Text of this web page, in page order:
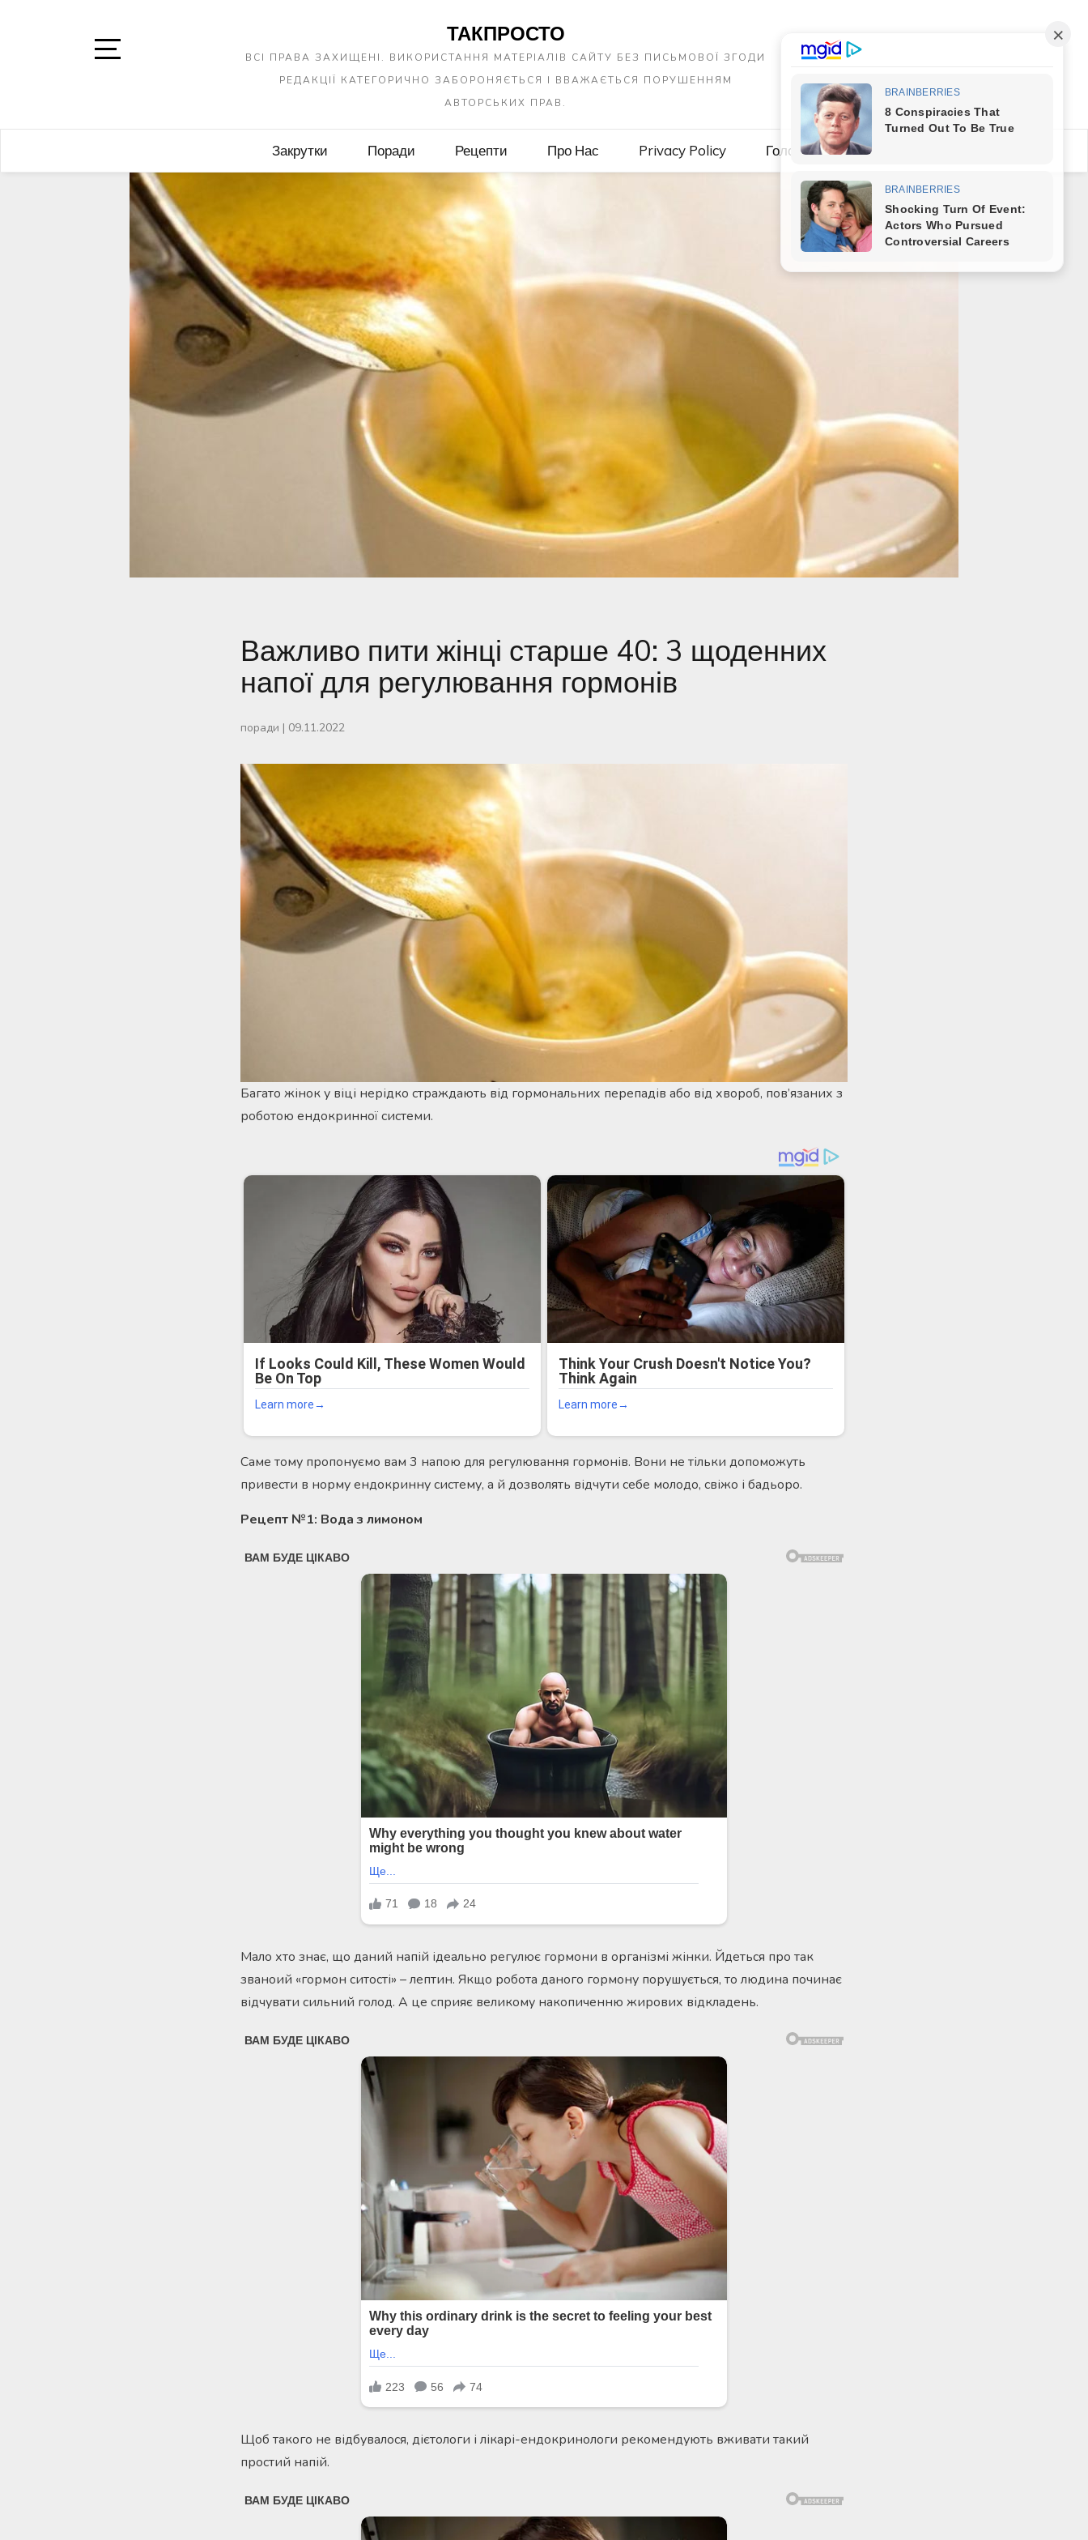
ТАКПРОСТО
ВСІ ПРАВА ЗАХИЩЕНІ. ВИКОРИСТАННЯ МАТЕРІАЛІВ САЙТУ БЕЗ ПИСЬМОВОЇ ЗГОДИ
РЕДАКЦІЇ КАТЕГОРИЧНО ЗАБОРОНЯЄТЬСЯ І ВВАЖАЄТЬСЯ ПОРУШЕННЯМ
АВТОРСЬКИХ ПРАВ.
Закрутки Поради Рецепти Про Нас Privacy Policy Головна
Важливо пити жінці старше 40: 3 щоденних
напої для регулювання гормонів
поради | 09.11.2022
Багато жінок у віці нерідко страждають від гормональних перепадів або від хвороб, пов’язаних з
роботою ендокринної системи.
Саме тому пропонуємо вам 3 напою для регулювання гормонів. Вони не тільки допоможуть
привести в норму ендокринну систему, а й дозволять відчути себе молодо, свіжо і бадьоро.
Рецепт №1: Вода з лимоном
Мало хто знає, що даний напій ідеально регулює гормони в організмі жінки. Йдеться про так
званоий «гормон ситості» – лептин. Якщо робота даного гормону порушується, то людина починає
відчувати сильний голод. А це сприяє великому накопиченню жирових відкладень.
Щоб такого не відбувалося, дієтологи і лікарі-ендокринологи рекомендують вживати такий
простий напій.